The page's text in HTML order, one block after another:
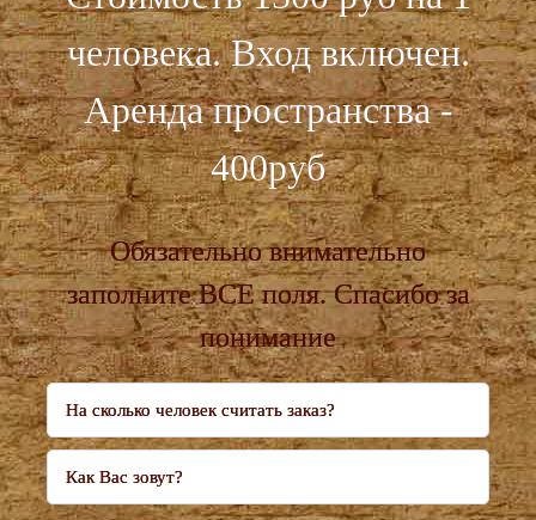
человека. Вход включен.
Аренда пространства -
400руб
Обязательно внимательно
заполните ВСЕ поля. Cпасибо за
понимание
На сколько человек считать заказ?
Как Вас зовут?